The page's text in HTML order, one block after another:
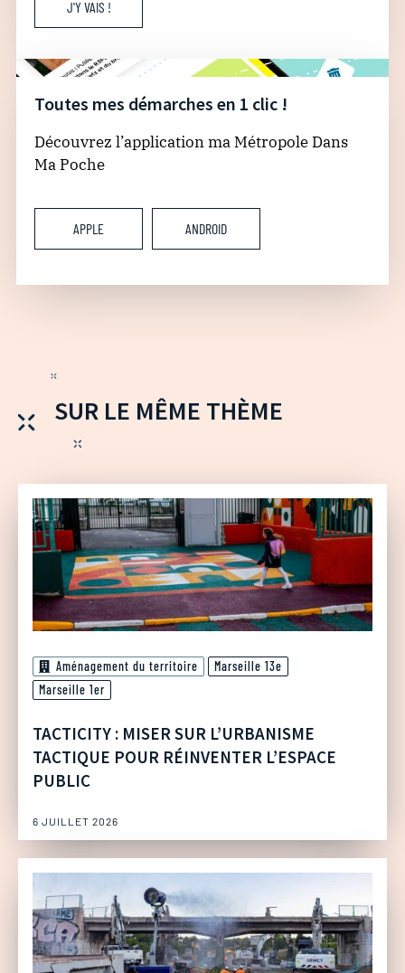
J'Y VAIS !
Toutes mes démarches en 1 clic !
Découvrez l’application ma Métropole Dans
Ma Poche
APPLE ANDROID
SUR LE MÊME THÈME
Aménagement du territoire
Marseille 13e
Marseille 1er
TACTICITY : MISER SUR L’URBANISME
TACTIQUE POUR RÉINVENTER L’ESPACE
PUBLIC
6 JUILLET 2026